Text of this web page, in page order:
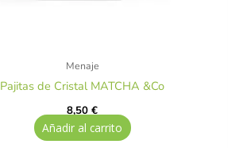
Menaje
Pajitas de Cristal MATCHA &Co
8,50€
Añadir al carrito